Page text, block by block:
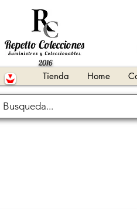
2016
Tienda Home